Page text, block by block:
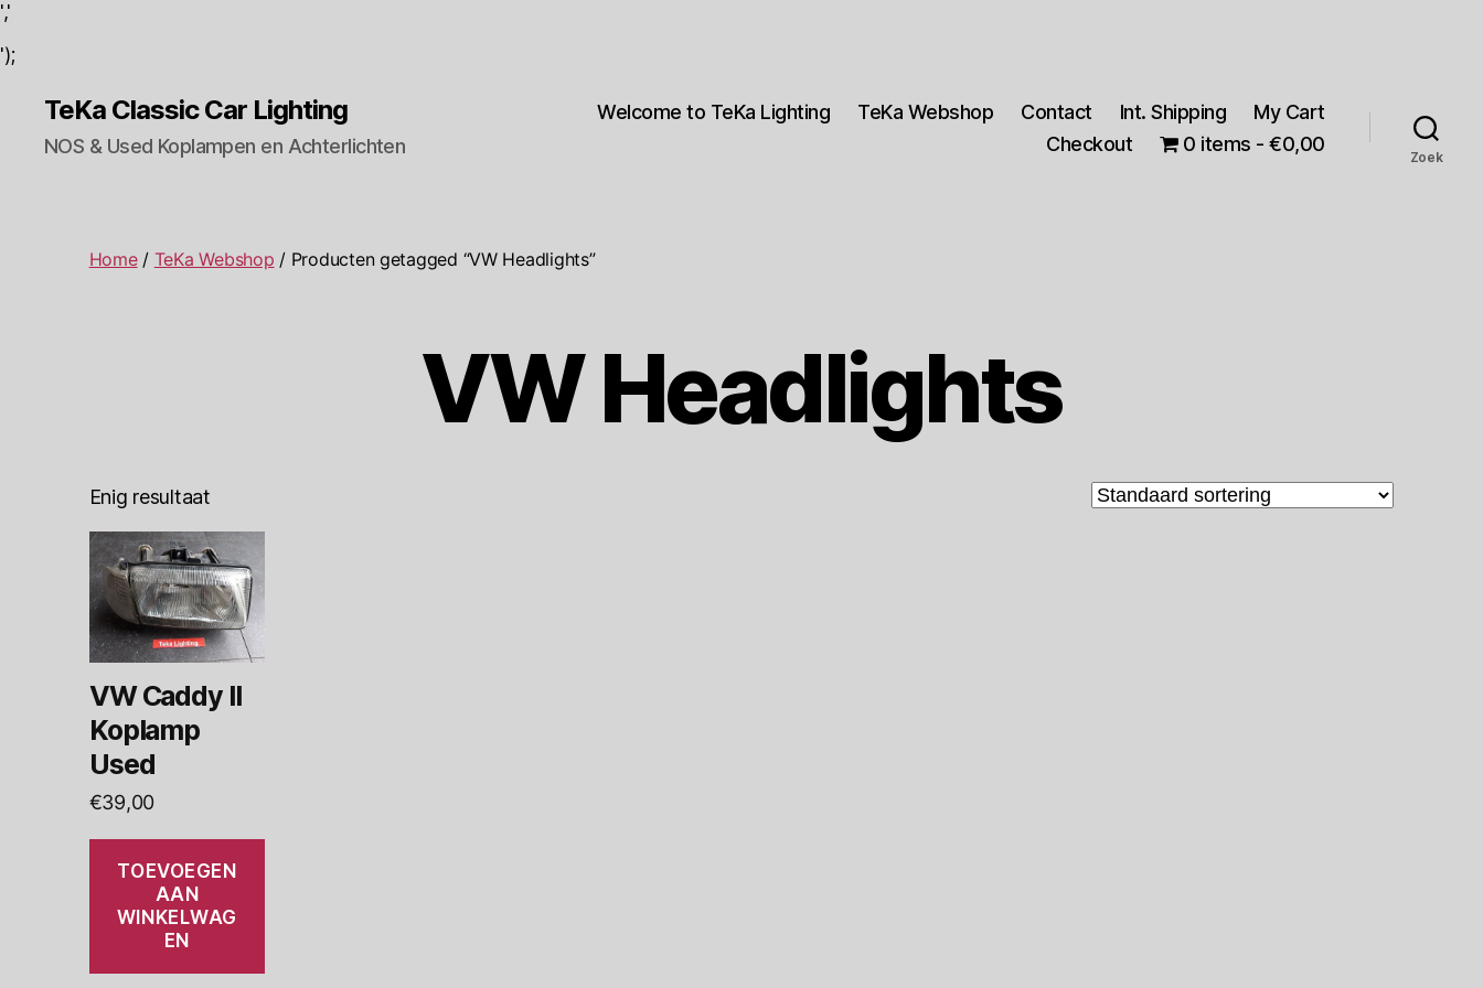
','
');
TeKa Classic Car Lighting
NOS & Used Koplampen en Achterlichten
Welcome to TeKa Lighting TeKa Webshop Contact Int. Shipping
My Cart
Checkout
0 items €0,00
Zoek
Home/ TeKa Webshop / Producten getagged “VW Headlights”
VW Headlights
Enig resultaat
VW Caddy II
Koplamp
Used
€39,00
TOEVOEGEN
AAN
WINKELWAG
EN